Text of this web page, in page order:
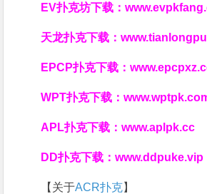
EV扑克坊下载：
天龙扑克下载：
EPCP扑克下载：
WPT扑克下载：
APL扑克下载：www.aplpk.cc
DD扑克下载：www.ddpuke.vip
【关于ACR扑克】